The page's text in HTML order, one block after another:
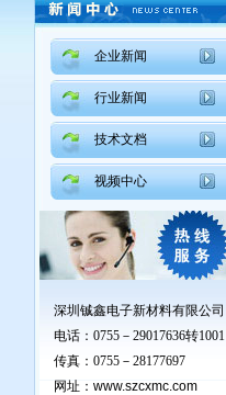
企业新闻
行业新闻
技术文档
视频中心
深圳铖鑫电子新材料有限公司
电话：0755－29017636转1001
传真：0755－28177697
网址： www.szcxmc.com